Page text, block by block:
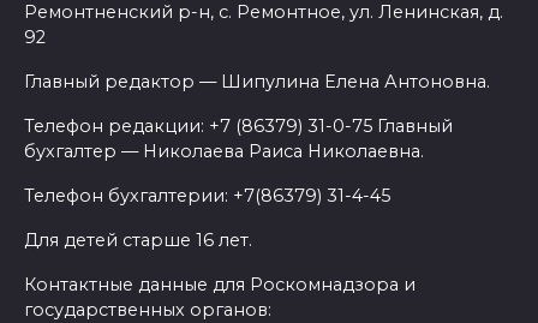
Ремонтненский р-н, с. Ремонтное, ул. Ленинская, д.
92
Главный редактор — Шипулина Елена Антоновна.
Телефон редакции: +7 (86379) 31-0-75 Главный
бухгалтер — Николаева Раиса Николаевна.
Телефон бухгалтерии: +7(86379) 31-4-45
Для детей старше 16 лет.
Контактные данные для Роскомнадзора и
государственных органов: